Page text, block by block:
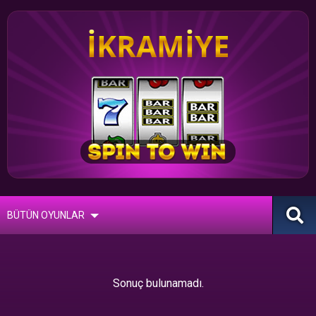
İKRAMIYE
BÜTÜN OYUNLAR
Sonuç bulunamadı.